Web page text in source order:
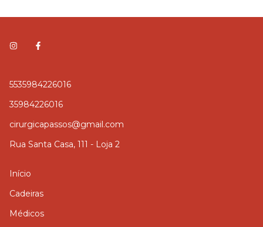
5535984226016
35984226016
cirurgicapassos@gmail.com
Rua Santa Casa, 111 - Loja 2
Início
Cadeiras
Médicos